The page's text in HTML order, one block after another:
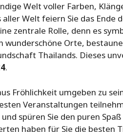
Welt voller Farben,
Welt feiern Sie das Ende
zentrale Rolle, denn es
wunderschöne Orte,
Thailands. Dieses
.
Fröhlichkeit umgeben zu
Veranstaltungen
spüren Sie den puren
haben für Sie die besten